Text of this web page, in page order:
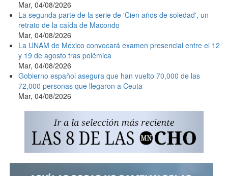
Mar, 04/08/2026
La segunda parte de la serie de 'Cien años de soledad', un
retrato de la caída de Macondo
Mar, 04/08/2026
La UNAM de México convocará examen presencial entre el 12
y 19 de agosto tras polémica
Mar, 04/08/2026
Gobierno español asegura que han vuelto 70,000 de las
72,000 personas que llegaron a Ceuta
Mar, 04/08/2026